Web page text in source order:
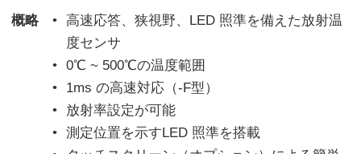
概略
高速応答、狭視野、LED 照準を備えた放射温
度センサ
0℃ ~ 500℃の温度範囲
1ms の高速対応（-F型）
放射率設定が可能
測定位置を示すLED 照準を搭載